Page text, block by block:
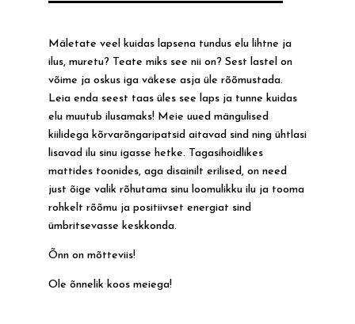
Mäletate veel kuidas lapsena tundus elu lihtne ja
ilus, muretu? Teate miks see nii on? Sest lastel on
võime ja oskus iga väkese asja üle rõõmustada.
Leia enda seest taas üles see laps ja tunne kuidas
elu muutub ilusamaks! Meie uued mängulised
kiilidega kõrvarõngaripatsid aitavad sind ning ühtlasi
lisavad ilu sinu igasse hetke. Tagasihoidlikes
mattides toonides, aga disainilt erilised, on need
just õige valik rõhutama sinu loomulikku ilu ja tooma
rohkelt rõõmu ja positiivset energiat sind
ümbritsevasse keskkonda.
Õnn on mõtteviis!
Ole õnnelik koos meiega!